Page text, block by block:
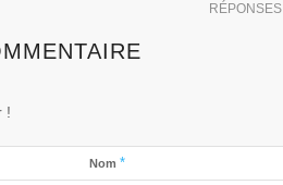
RÉPONSES
!
Nom*